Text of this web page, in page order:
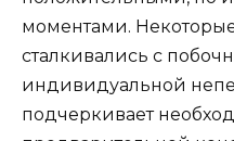
моментами.
сталкивались с
индивидуальной
подчеркивает